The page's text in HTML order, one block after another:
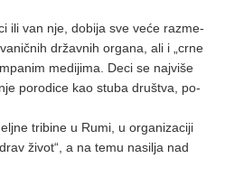
ili van nje, do­bi­ja sve ve­će raz­me­
dr­žav­nih or­ga­na, ali i „cr­ne
me­di­ji­ma. De­ci se naj­vi­še
po­ro­di­ce kao stu­ba dru­štva, po­
tri­bi­ne u Ru­mi, u or­ga­ni­za­ci­ji
ži­vot“, a na te­mu na­si­lja nad